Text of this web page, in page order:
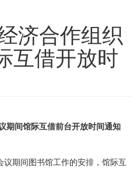
济合作组织
互借开放时
期间馆际互借前台开放时间通知
期间图书馆工作的安排，馆际互